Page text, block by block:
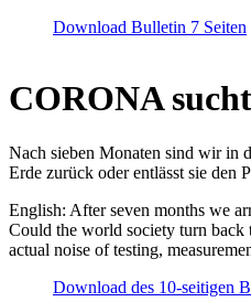
Download Bulletin 7 Seiten
CORONA
Nach sieben Monaten sind wir in
Erde zurück oder entlässt sie den
English: After seven months we
Could the world society turn back
actual noise of testing,
Download des 10-seitigen